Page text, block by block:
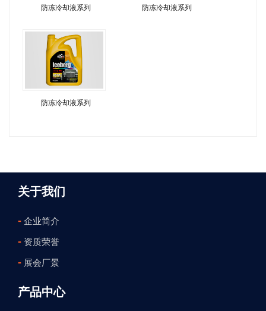
防冻冷却液系列 防冻冷却液系列
防冻冷却液系列
关于我们
- 企业简介
- 资质荣誉
- 展会厂景
产品中心